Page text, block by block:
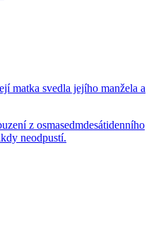
matka svedla jejího manžela a
z osmasedmdesátidenního
neodpustí.